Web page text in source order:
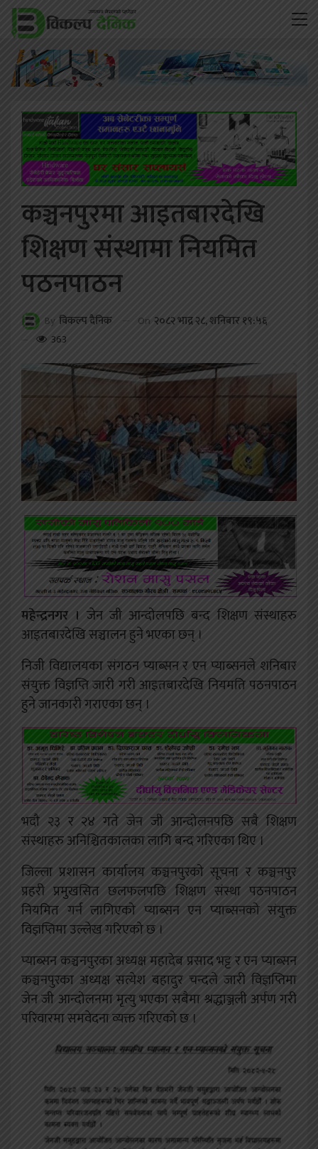
कञ्चनपुरमा आइतबारदेखि
शिक्षण संस्थामा नियमित
पठनपाठन
By विकल्प दैनिक On २०८२ भाद्र २८, शनिबार १९:५६
363
महेन्द्रनगर । जेन जी आन्दोलपछि बन्द शिक्षण संस्थाहरु
आइतबारदेखि सञ्चालन हुने भएका छन् ।
निजी विद्यालयका संगठन प्याब्सन र एन प्याब्सनले शनिबार
संयुक्त विज्ञप्ति जारी गरी आइतबारदेखि नियमति पठनपाठन
हुने जानकारी गराएका छन् ।
भदौ २३ र २४ गते जेन जी आन्दोलनपछि सबै शिक्षण
संस्थाहरु अनिश्चितकालका लागि बन्द गरिएका थिए ।
जिल्ला प्रशासन कार्यालय कञ्चनपुरको सूचना र कञ्चनपुर
प्रहरी प्रमुखसित छलफलपछि शिक्षण संस्था पठनपाठन
नियमित गर्न लागिएको प्याब्सन एन प्याब्सनको संयुक्त
विज्ञप्तिमा उल्लेख गरिएको छ ।
प्याब्सन कञ्चनपुरका अध्यक्ष महादेब प्रसाद भट्ट र एन प्याब्सन
कञ्चनपुरका अध्यक्ष सत्येश बहादुर चन्दले जारी विज्ञप्तिमा
जेन जी आन्दोलनमा मृत्यु भएका सबैमा श्रद्धाञ्जली अर्पण गरी
परिवारमा समवेदना व्यक्त गरिएको छ ।